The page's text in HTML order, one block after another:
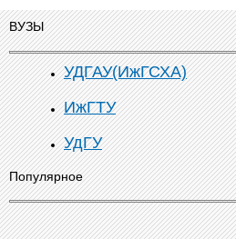
ВУЗЫ
УДГАУ(ИжГСХА)
ИжГТУ
УдГУ
Популярное